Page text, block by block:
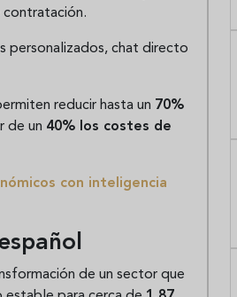
contratación.
personalizados, chat directo
reducir hasta un 70%
de un 40% los costes de
con inteligencia
de un sector que